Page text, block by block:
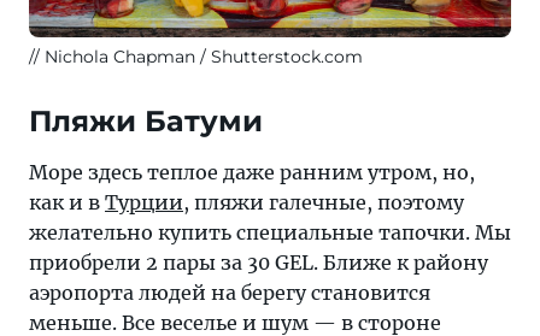
Nichola Chapman / Shutterstock.com
Пляжи Батуми
Море здесь теплое даже ранним утром, но,
как и в Турции, пляжи галечные, поэтому
желательно купить специальные тапочки. Мы
приобрели 2 пары за 30 GEL. Ближе к району
аэропорта людей на берегу становится
меньше. Все веселье и шум — в стороне